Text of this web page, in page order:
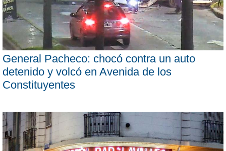
General Pacheco: chocó contra un auto
detenido y volcó en Avenida de los
Constituyentes